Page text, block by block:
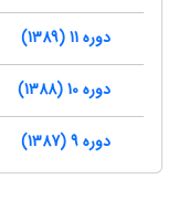
دوره 11 (1389)
دوره 10 (1388)
دوره 9 (1387)